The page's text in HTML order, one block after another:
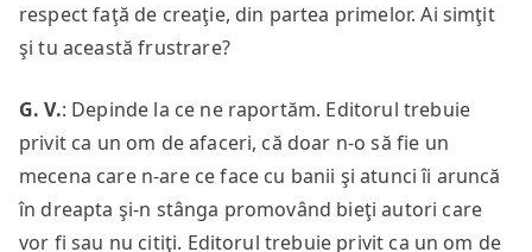
respect faţă de creaţie, din partea primelor. Ai simţit
şi tu această frustrare?
G. V.: Depinde la ce ne raportăm. Editorul trebuie
privit ca un om de afaceri, că doar n-o să fie un
mecena care n-are ce face cu banii şi atunci îi aruncă
în dreapta şi-n stânga promovând bieţi autori care
vor fi sau nu citiţi. Editorul trebuie privit ca un om de